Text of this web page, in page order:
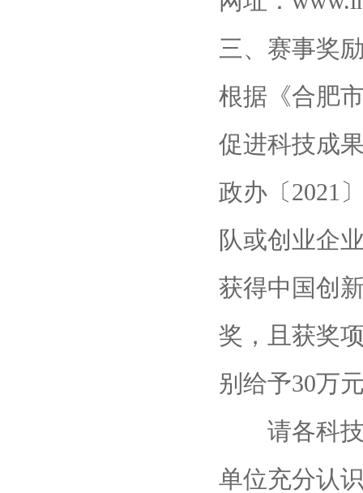
三、赛事奖
根据《合肥
促进科技成
政办〔2021
队或创业企
获得中国创
奖，且获奖
别给予30万
请各科技
单位充分认